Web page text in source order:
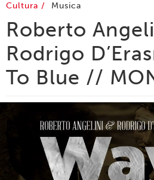
Cultura Musica
Roberto
Rodrigo
To Blue //